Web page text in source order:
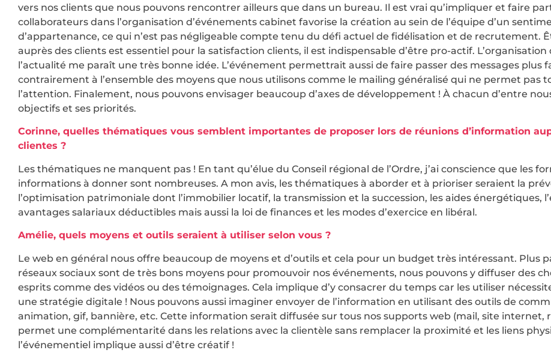
vers nos clients que nous pouvons rencontrer ailleurs que dans un bureau. Il est vrai qu’impliquer et faire
collaborateurs dans l’organisation d’événements cabinet favorise la création au sein de l’équipe d’un
d’appartenance, ce qui n’est pas négligeable compte tenu du défi actuel de fidélisation et de recrutement.
auprès des clients est essentiel pour la satisfaction clients, il est indispensable d’être pro-actif.
l’actualité me paraît une très bonne idée. L’événement permettrait aussi de faire passer des messages plus
contrairement à l’ensemble des moyens que nous utilisons comme le mailing généralisé qui ne permet pas
l’attention. Finalement, nous pouvons envisager beaucoup d’axes de développement ! À chacun d’entre
objectifs et ses priorités.
Corinne, quelles thématiques vous semblent importantes de proposer lors de réunions d’information
clientes ?
Les thématiques ne manquent pas ! En tant qu’élue du Conseil régional de l’Ordre, j’ai conscience que les
informations à donner sont nombreuses. A mon avis, les thématiques à aborder et à prioriser seraient la
l’optimisation patrimoniale dont l’immobilier locatif, la transmission et la succession, les aides énergétiques,
avantages salariaux déductibles mais aussi la loi de finances et les modes d’exercice en libéral.
Amélie, quels moyens et outils seraient à utiliser selon vous ?
Le web en général nous offre beaucoup de moyens et d’outils et cela pour un budget très intéressant. Plus
réseaux sociaux sont de très bons moyens pour promouvoir nos événements, nous pouvons y diffuser des
esprits comme des vidéos ou des témoignages. Cela implique d’y consacrer du temps car les utiliser
une stratégie digitale ! Nous pouvons aussi imaginer envoyer de l’information en utilisant des outils de
animation, gif, bannière, etc. Cette information serait diffusée sur tous nos supports web (mail, site internet,
permet une complémentarité dans les relations avec la clientèle sans remplacer la proximité et les liens
l’événementiel implique aussi d’être créatif !